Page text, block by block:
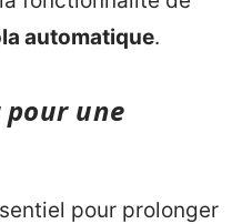
automatique.
une
pour prolonger